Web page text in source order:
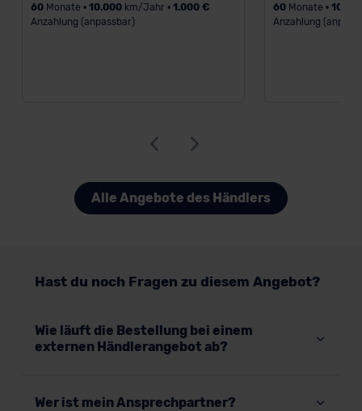
60Monate • 10.000km/Jahr • 1.000 €
Anzahlung (anpassbar)
60Monate •
Anzahlung
Alle Angebote des Händlers
Hast du noch Fragen zu diesem Angebot?
Wie läuft die Bestellung bei einem
externen Händlerangebot ab?
Wer ist mein Ansprechpartner?